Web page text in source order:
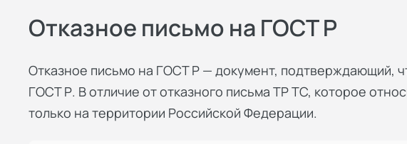
Отказное письмо на ГОСТ Р
Отказное письмо на ГОСТ Р — документ, подтверждающий,
ГОСТ Р. В отличие от отказного письма ТР ТС, которое
только на территории Российской Федерации.